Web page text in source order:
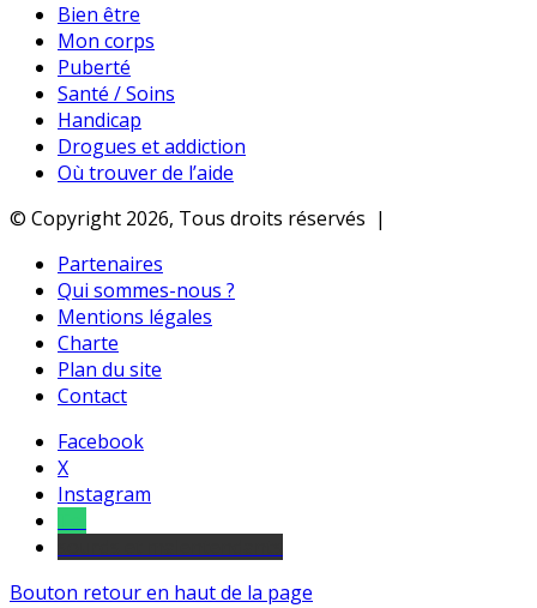
Bien être
Mon corps
Puberté
Santé / Soins
Handicap
Drogues et addiction
Où trouver de l’aide
© Copyright 2026, Tous droits réservés |
Partenaires
Qui sommes-nous ?
Mentions légales
Charte
Plan du site
Contact
Facebook
X
Instagram
Bouton retour en haut de la page